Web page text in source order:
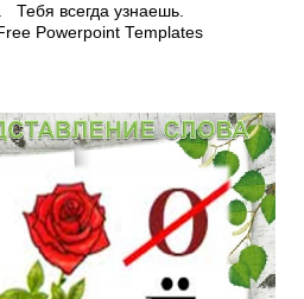
Тебя всегда узнаешь.
Templates